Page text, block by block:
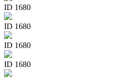
ID 1680
ID 1680
ID 1680
ID 1680